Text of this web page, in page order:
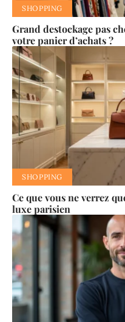
SHOPPING
Grand destockage pas
votre panier d’achats ?
SHOPPING
Ce que vous ne verrez
luxe parisien